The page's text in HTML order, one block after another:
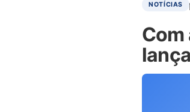
NOTÍCIAS
Com